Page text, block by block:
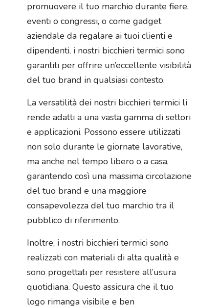
promuovere il tuo marchio durante fiere,
eventi o congressi, o come gadget
aziendale da regalare ai tuoi clienti e
dipendenti, i nostri bicchieri termici sono
garantiti per offrire un’eccellente visibilità
del tuo brand in qualsiasi contesto.
La versatilità dei nostri bicchieri termici li
rende adatti a una vasta gamma di settori
e applicazioni. Possono essere utilizzati
non solo durante le giornate lavorative,
ma anche nel tempo libero o a casa,
garantendo così una massima circolazione
del tuo brand e una maggiore
consapevolezza del tuo marchio tra il
pubblico di riferimento.
Inoltre, i nostri bicchieri termici sono
realizzati con materiali di alta qualità e
sono progettati per resistere all’usura
quotidiana. Questo assicura che il tuo
logo rimanga visibile e ben